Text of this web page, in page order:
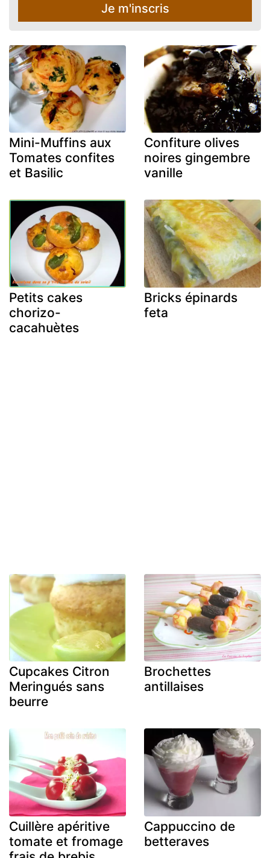
Je m'inscris
Mini-Muffins aux
Tomates confites
et Basilic
Confiture olives
noires gingembre
vanille
Petits cakes
chorizo-
cacahuètes
Bricks épinards
feta
Cupcakes Citron
Meringués sans
beurre
Brochettes
antillaises
Cuillère apéritive
tomate et fromage
Cappuccino de
betteraves